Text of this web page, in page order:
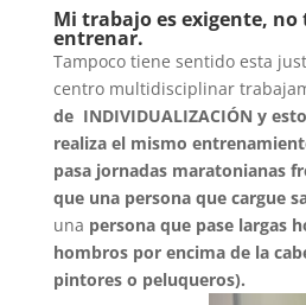
Mi trabajo es exigente, no
entrenar.
Tampoco tiene sentido esta
centro multidisciplinar
de INDIVIDUALIZACIÓN y
realiza el mismo
pasa jornadas maratonianas
que una persona que cargue
una persona que pase largas
hombros por encima de la
pintores o peluqueros).